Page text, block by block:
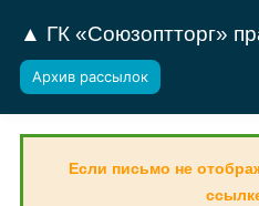
▲ ГК «Союзоптторг»
Архив рассылок
Если письмо не